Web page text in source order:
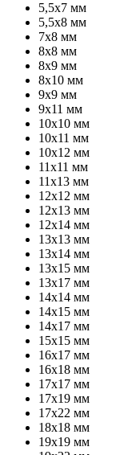
5,5х7 мм
5,5х8 мм
7х8 мм
8х8 мм
8х9 мм
8х10 мм
9х9 мм
9х11 мм
10х10 мм
10х11 мм
10х12 мм
11х11 мм
11х13 мм
12х12 мм
12х13 мм
12х14 мм
13х13 мм
13х14 мм
13х15 мм
13х17 мм
14х14 мм
14х15 мм
14х17 мм
15х15 мм
16х17 мм
16х18 мм
17х17 мм
17х19 мм
17х22 мм
18х18 мм
19х19 мм